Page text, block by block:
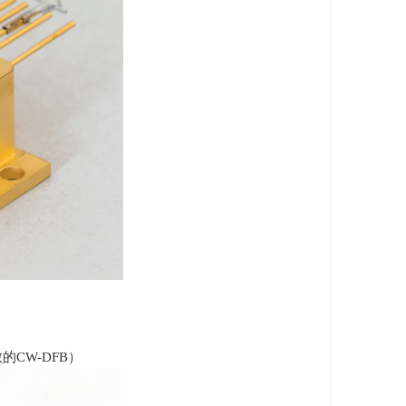
CW-DFB）